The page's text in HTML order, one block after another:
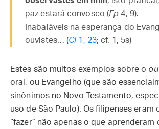
paz estará convosco (Fp 4, 9).
Inabaláveis na esperança do
ouvistes… (Cl 1, 23; cf. 1, 5s)
Estes são muitos exemplos sobre o
oral, ou Evangelho (que são
sinônimos no Novo Testamento,
uso de São Paulo). Os filipenses eram
“fazer” não apenas o que aprenderam